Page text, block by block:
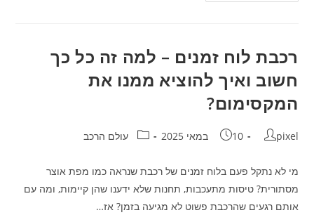
הזכייה
בראלי
פורטוגל
וההכנות
התובעניות
(מבט
מאחורי
הקלעים
הספורטיבית)
רכבת לוח זמנים – למה זה כל כך
חשוב ואיך להוציא ממנו את
המקסימום?
מחבר:
pixel פורסם:
10 במאי 2025 קטגוריה:עולם הרכב
מי לא נתקל פעם בלוח זמנים של רכבת שנראה כמו מפת אוצר
מסתורית? טיסות מתעכבות, תחנות שלא ידענו שהן קיימות, ומה עם
אותם רגעים שהרכבת פשוט לא מגיעה בזמן? אז…